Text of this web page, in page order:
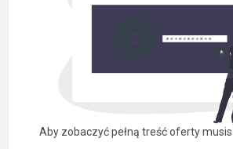
Aby zobaczyć pełną treść oferty